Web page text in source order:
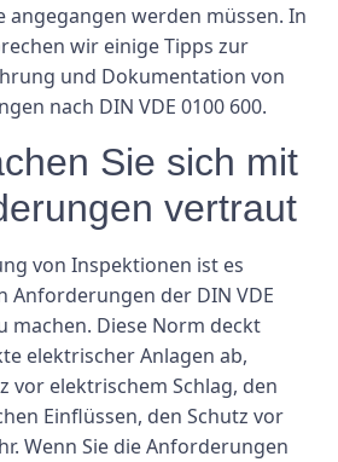
angegangen werden müssen. In
wir einige Tipps zur
und Dokumentation von
nach DIN VDE 0100 600.
Sie sich mit
vertraut
von Inspektionen ist es
Anforderungen der DIN VDE
machen. Diese Norm deckt
elektrischer Anlagen ab,
vor elektrischem Schlag, den
Einflüssen, den Schutz vor
Wenn Sie die Anforderungen